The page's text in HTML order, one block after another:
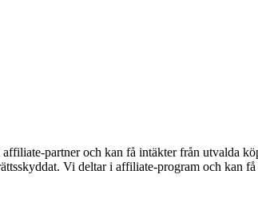
partner och kan få intäkter från utvalda
Vi deltar i affiliate-program och kan